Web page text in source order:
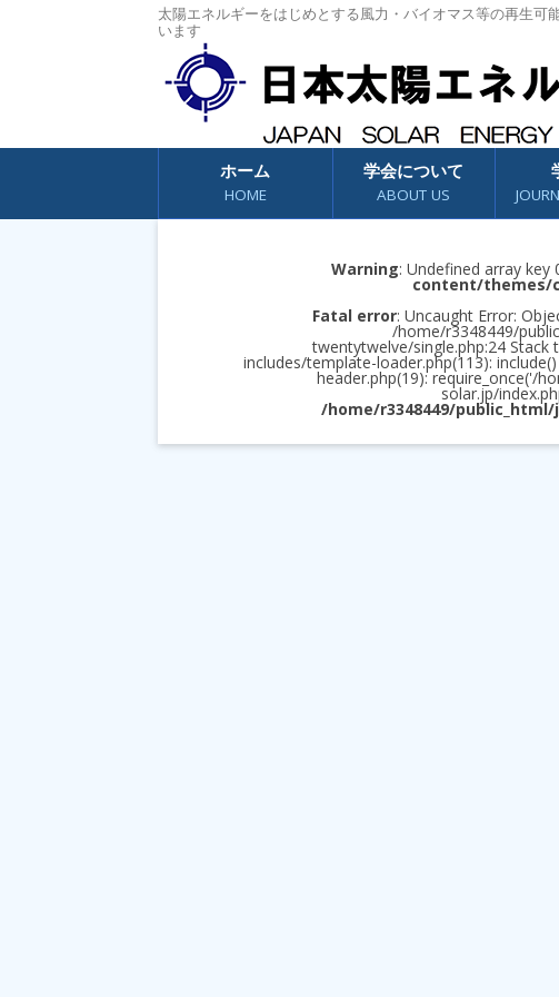
太陽エネルギーをはじめとする風力・バイオマス等の再生
います
コンテンツへスキップ
ホーム
HOME
学会について
ABOUT US
Warning: Undefined array key
content/themes/
Fatal error: Uncaught Error:
/home/r3348449/
twentytwelve/single.php:24
includes/template-loader.php(113):
header.php(19): require_once('/
solar.jp/
/home/r3348449/